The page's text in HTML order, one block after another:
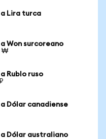
a Lira turca
Won surcoreano
₩
Rublo ruso
Dólar canadiense
Dólar australiano